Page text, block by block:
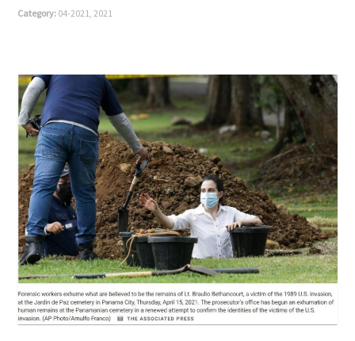
Category: 04-2021 ,2021